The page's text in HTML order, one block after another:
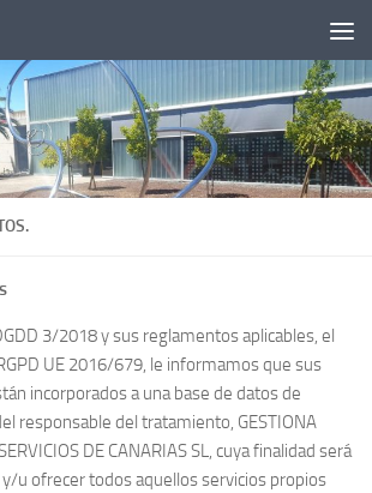
3/2018 y sus reglamentos aplicables, el
UE 2016/679, le informamos que sus
incorporados a una base de datos de
responsable del tratamiento, GESTIONA
DE CANARIAS SL, cuya finalidad será
u ofrecer todos aquellos servicios propios